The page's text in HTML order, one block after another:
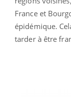
France et
épidémique.
tarder à être